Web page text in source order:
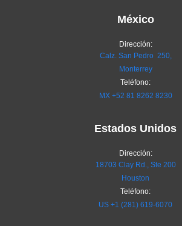
México
Dirección:
Calz. San Pedro 250,
Monterrey
Teléfono:
MX +52 81 8262 8230
Estados Unidos
Dirección:
18703 Clay Rd., Ste 200
Houston
Teléfono:
US +1 (281) 619-6070